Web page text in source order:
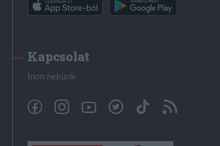
Kapcsolat
Írjon nekünk